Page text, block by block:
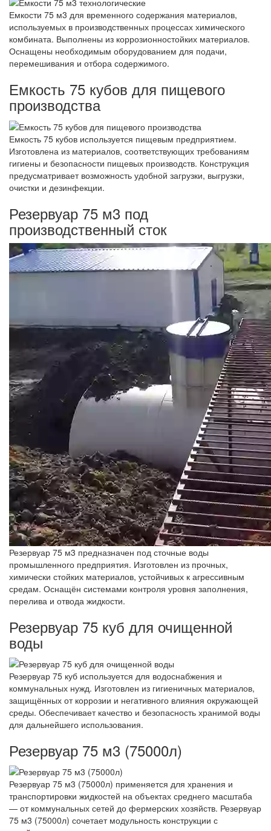
Емкости 75 м3 для временного содержания материалов,
используемых в производственных процессах химического
комбината. Выполнены из коррозионностойких материалов.
Оснащены необходимым оборудованием для подачи,
перемешивания и отбора содержимого.
Емкость 75 кубов для пищевого
производства
Емкость 75 кубов используется пищевым предприятием.
Изготовлена из материалов, соответствующих требованиям
гигиены и безопасности пищевых производств. Конструкция
предусматривает возможность удобной загрузки, выгрузки,
очистки и дезинфекции.
Резервуар 75 м3 под
производственный сток
Резервуар 75 м3 предназначен под сточные воды
промышленного предприятия. Изготовлен из прочных,
химически стойких материалов, устойчивых к агрессивным
средам. Оснащён системами контроля уровня заполнения,
перелива и отвода жидкости.
Резервуар 75 куб для очищенной
воды
Резервуар 75 куб используется для водоснабжения и
коммунальных нужд. Изготовлен из гигиеничных материалов,
защищённых от коррозии и негативного влияния окружающей
среды. Обеспечивает качество и безопасность хранимой воды
для дальнейшего использования.
Резервуар 75 м3 (75000л)
Резервуар 75 м3 (75000л) применяется для хранения и
транспортировки жидкостей на объектах среднего масштаба
— от коммунальных сетей до фермерских хозяйств. Резервуар
75 м3 (75000л) сочетает модульность конструкции с